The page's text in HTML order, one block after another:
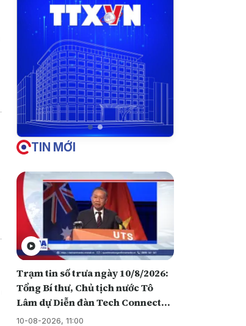
TIN MỚI
Trạm tin số trưa ngày 10/8/2026:
Tổng Bí thư, Chủ tịch nước Tô
Lâm dự Diễn đàn Tech Connect
tại Australia
10-08-2026, 11:00